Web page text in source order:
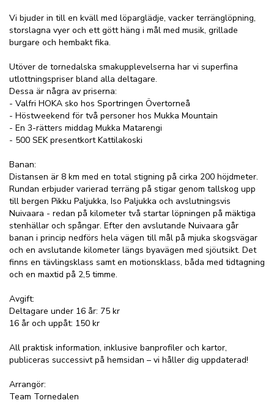
Vi bjuder in till en kväll med löparglädje, vacker terränglöpning,
storslagna vyer och ett gött häng i mål med musik, grillade
burgare och hembakt fika.
Utöver de tornedalska smakupplevelserna har vi superfina
utlottningspriser bland alla deltagare.
Dessa är några av priserna:
- Valfri HOKA sko hos Sportringen Övertorneå
- Höstweekend för två personer hos Mukka Mountain
- En 3-rätters middag Mukka Matarengi
- 500 SEK presentkort Kattilakoski
Banan:
Distansen är 8 km med en total stigning på cirka 200 höjdmeter.
Rundan erbjuder varierad terräng på stigar genom tallskog upp
till bergen Pikku Paljukka, Iso Paljukka och avslutningsvis
Nuivaara - redan på kilometer två startar löpningen på mäktiga
stenhällar och spångar. Efter den avslutande Nuivaara går
banan i princip nedförs hela vägen till mål på mjuka skogsvägar
och en avslutande kilometer längs byavägen med sjöutsikt. Det
finns en tävlingsklass samt en motionsklass, båda med tidtagning
och en maxtid på 2,5 timme.
Avgift:
Deltagare under 16 år: 75 kr
16 år och uppåt: 150 kr
All praktisk information, inklusive banprofiler och kartor,
publiceras successivt på hemsidan – vi håller dig uppdaterad!
Arrangör:
Team Tornedalen